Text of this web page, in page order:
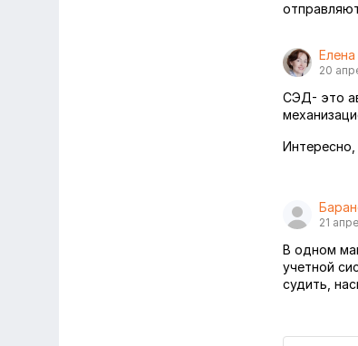
20
СЭД- это
21
В одном
учетной
судить,